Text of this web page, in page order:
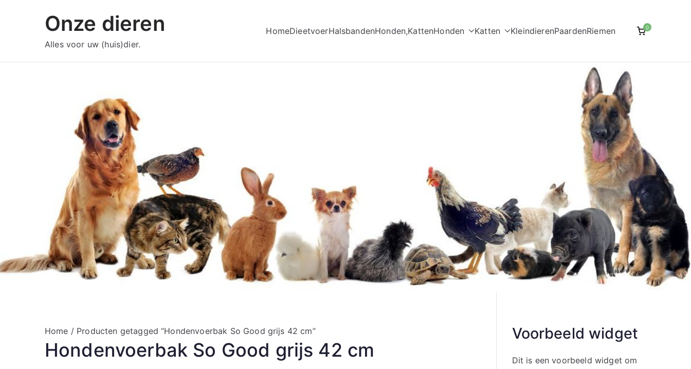
Onze dieren
Alles voor uw (huis)dier.
HomeDieetvoerHalsbandenHonden,KattenHonden Katten KleindierenPaardenRiemen 0
Home / Producten getagged “Hondenvoerbak So Good grijs 42 cm”
Hondenvoerbak So Good grijs 42 cm
Voorbeeld widget
Dit is een voorbeeld widget om